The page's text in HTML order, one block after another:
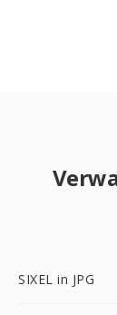
SIXEL in JPG